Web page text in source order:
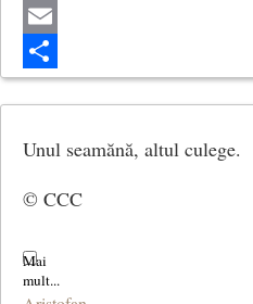
Twitter
Email
Share
Unul seamănă, altul culege.
© CCC